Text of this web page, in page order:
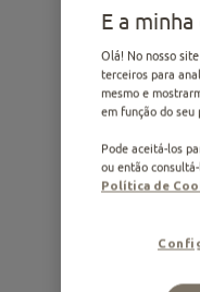
E a
Olá! No nosso
terceiros para
mesmo e
em função do seu
Pode aceitá-los
ou então
Política de